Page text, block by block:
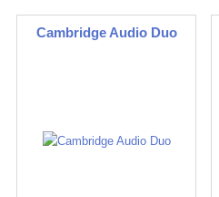
Cambridge Audio Duo